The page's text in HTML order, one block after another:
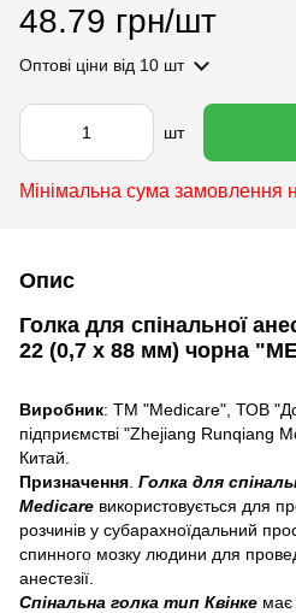
48.79 грн/шт
Оптові ціни від 10 шт
шт
Мінімальна сума замовлення
Опис
Голка для спінальної
22 (0,7 х 88 мм) чорна
Виробник: ТМ "Medicare", ТОВ
підприємстві "Zhejiang Runqiang
Китай.
Призначення Голка для
Medicare використовується для
розчинів у субарахноїдальний
спинного мозку людини для
анестезії.
Спінальна голка тип Квінке має